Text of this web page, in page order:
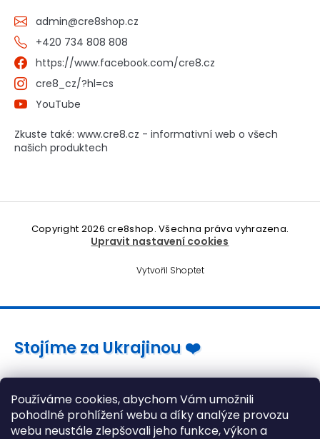
Používáme cookies, abychom Vám umožnili
pohodlné prohlížení webu a díky analýze provozu
webu neustále zlepšovali jeho funkce, výkon a
admin@cre8shop.cz
+420 734 808 808
https://www.facebook.com/cre8.cz
cre8_cz/?hl=cs
YouTube
Zkuste také: www.cre8.cz - informativní web o všech
našich produktech
Vytvořil Shoptet
Copyright 2026cre8shop. Všechna práva vyhrazena.
Upravit nastavení cookies
Stojíme za Ukrajinou ❤️
Jak a čím pomoci »